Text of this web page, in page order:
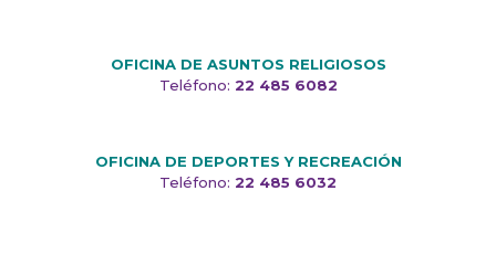
OFICINA DE ASUNTOS RELIGIOSOS
Teléfono: 22 485 6082
OFICINA DE DEPORTES Y RECREACIÓN
Teléfono: 22 485 6032